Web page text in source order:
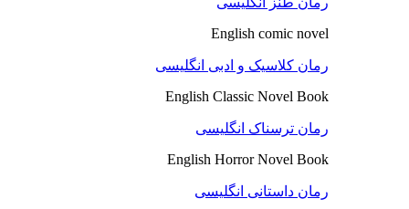
English comic novel
رمان کلاسیک و ادبی انگلیسی
English Classic Novel Book
رمان ترسناک انگلیسی
English Horror Novel Book
رمان داستانی انگلیسی